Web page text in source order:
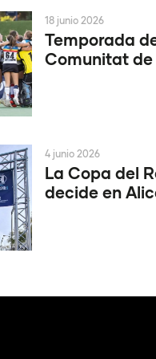
Temporada
Comunitat de
18 junio 2026
La Copa del
decide en
4 junio 2026